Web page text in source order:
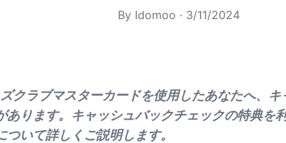
By Idomoo · 3/11/2024
クラブマスターカードを使用したあなたへ、
あります。キャッシュバックチェックの特典を
ついて詳しくご説明します。